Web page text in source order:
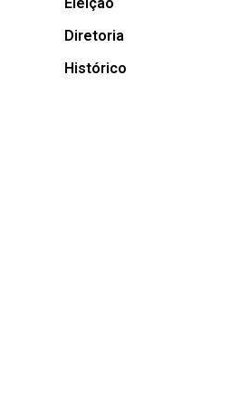
Diretoria
Histórico